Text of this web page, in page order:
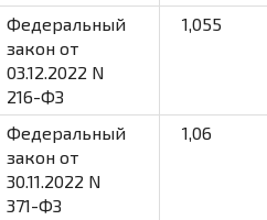
Федеральный
закон от
03.12.2022 N
216-ФЗ
1,055
Федеральный
закон от
30.11.2022 N
371-ФЗ
1,06